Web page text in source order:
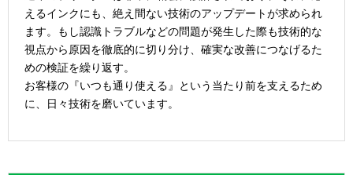
えるインクにも、絶え間ない技術のアップデートが求められ
ます。もし認識トラブルなどの問題が発生した際も技術的な
視点から原因を徹底的に切り分け、確実な改善につなげるた
めの検証を繰り返す。
お客様の『いつも通り使える』という当たり前を支えるため
に、日々技術を磨いています。